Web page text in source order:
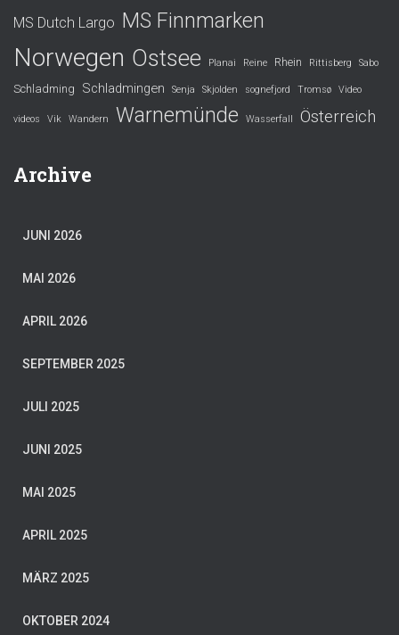
MS Dutch Largo MS Finnmarken
Norwegen Ostsee Planai Reine Rhein Rittisberg Sabo
Schladming Schladmingen Senja Skjolden sognefjord Tromsø Video
videos Vik Wandern Warnemünde Wasserfall Österreich
Archive
JUNI 2026
MAI 2026
APRIL 2026
SEPTEMBER 2025
JULI 2025
JUNI 2025
MAI 2025
APRIL 2025
MÄRZ 2025
OKTOBER 2024